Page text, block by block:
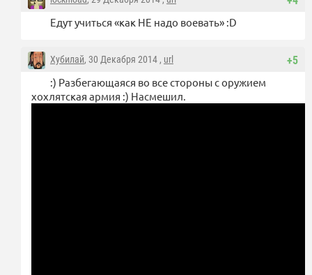
Едут учиться «как НЕ надо воевать» :D
+5
Хубилай, 30 Декабря 2014 , url
:) Разбегающаяся во все стороны с оружием
хохлятская армия :) Насмешил.